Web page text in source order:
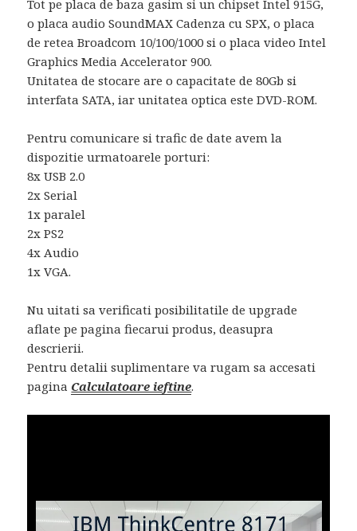
Tot pe placa de baza gasim si un chipset Intel 915G,
o placa audio SoundMAX Cadenza cu SPX, o placa
de retea Broadcom 10/100/1000 si o placa video Intel
Graphics Media Accelerator 900.
Unitatea de stocare are o capacitate de 80Gb si
interfata SATA, iar unitatea optica este DVD-ROM.
Pentru comunicare si trafic de date avem la
dispozitie urmatoarele porturi:
8x USB 2.0
2x Serial
1x paralel
2x PS2
4x Audio
1x VGA.
Nu uitati sa verificati posibilitatile de upgrade
aflate pe pagina fiecarui produs, deasupra
descrierii.
Pentru detalii suplimentare va rugam sa accesati
pagina Calculatoare ieftine.